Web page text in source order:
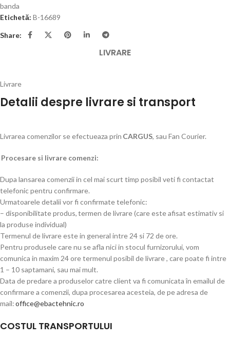
banda
Etichetă: B-16689
Share:
LIVRARE
Livrare
Detalii despre livrare si transport
Livrarea comenzilor se efectueaza prin CARGUS, sau Fan Courier.
Procesare si livrare comenzi:
Dupa lansarea comenzii in cel mai scurt timp posibil veti fi contactat
telefonic pentru confirmare.
Urmatoarele detalii vor fi confirmate telefonic:
– disponibilitate produs, termen de livrare (care este afisat estimativ si
la produse individual)
Termenul de livrare este in general intre 24 si 72 de ore.
Pentru produsele care nu se afla nici in stocul furnizorului, vom
comunica in maxim 24 ore termenul posibil de livrare , care poate fi intre
1 – 10 saptamani, sau mai mult.
Data de predare a produselor catre client va fi comunicata în emailul de
confirmare a comenzii, dupa procesarea acesteia, de pe adresa de
mail:office@ebactehnic.ro
COSTUL TRANSPORTULUI